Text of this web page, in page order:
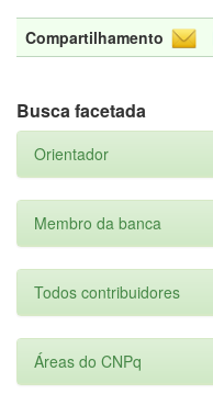
Compartilhamento
Busca facetada
Orientador
Membro da banca
Todos contribuidores
Áreas do CNPq